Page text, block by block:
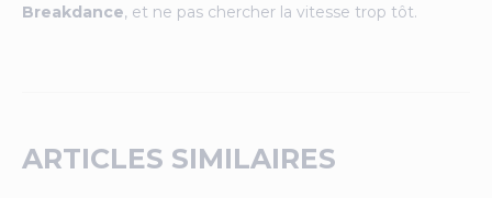
Breakdance, et ne pas chercher la vitesse trop tôt.
ARTICLES SIMILAIRES